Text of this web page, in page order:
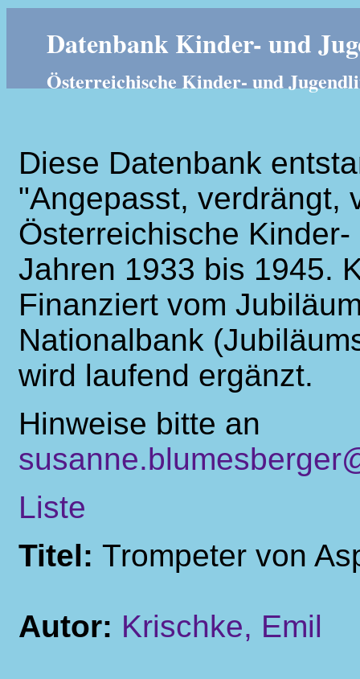
Datenbank Kinder- und
Österreichische Kinder- und
Diese Datenbank
"Angepasst, verdrängt,
Österreichische
Jahren 1933 bis 1945.
Finanziert vom
Nationalbank
wird laufend ergänzt.
Hinweise bitte an
Liste
Titel: Trompeter von
Autor: Krischke, Emil